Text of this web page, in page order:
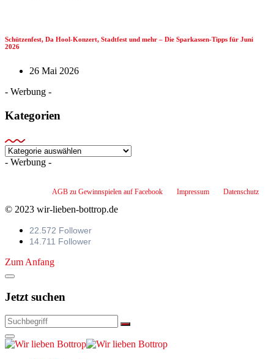
Schützenfest, Da Hool-Konzert, Stadtfest und mehr – Die Sparkassen-Tipps für Juni
2026
26 Mai 2026
- Werbung -
Kategorien
Kategorien
- Werbung -
AGB zu Gewinnspielen auf Facebook Impressum Datenschutz
© 2023 wir-lieben-bottrop.de
22.572 Follower
14.711 Follower
Zum Anfang
Jetzt suchen